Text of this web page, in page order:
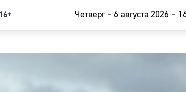
16+ Четверг – 6 августа 2026 –